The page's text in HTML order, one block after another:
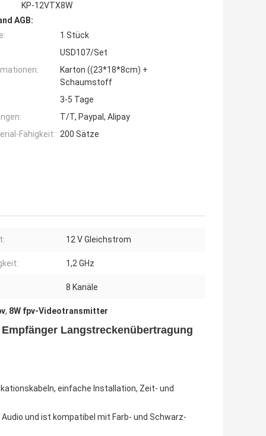
KP-12VTX8W
AGB:
1 Stück
USD107/Set
Karton ((23*18*8cm) +
Schaumstoff
3-5 Tage
T/T, Paypal, Alipay
Fähigkeit: 200 Sätze
12 V Gleichstrom
1,2 GHz
8 Kanäle
, 8W fpv-Videotransmitter
Langstreckenübertragung
einfache Installation, Zeit- und
und ist kompatibel mit Farb- und Schwarz-